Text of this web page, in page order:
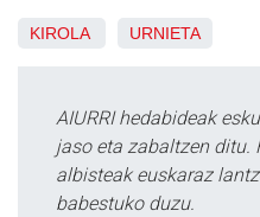
KIROLA URNIETA
AIURRI hedabideak
jaso eta zabaltzen ditu.
albisteak euskaraz
babestuko duzu.